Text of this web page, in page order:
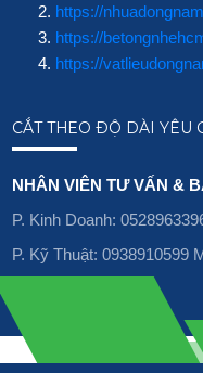
https://
https://
https://
CẮT THEO ĐỘ DÀI YÊU
NHÂN VIÊN TƯ VẤN &
P. Kinh Doanh:
P. Kỹ Thuật: 0938910599